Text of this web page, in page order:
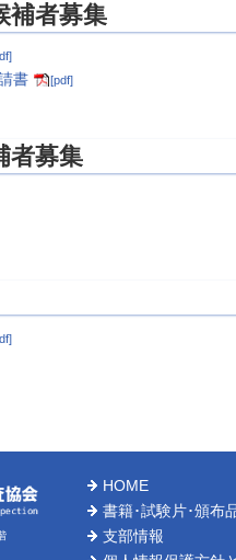
者募集
書 [pdf]
募集
HOME
書籍･試験片･頒布
支部情報